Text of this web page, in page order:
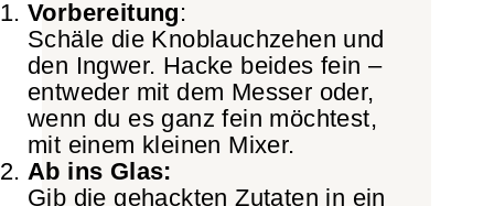
Vorbereitung:
Schäle die Knoblauchzehen und
den Ingwer. Hacke beides fein –
entweder mit dem Messer oder,
wenn du es ganz fein möchtest,
mit einem kleinen Mixer.
Ab ins Glas:
Gib die gehackten Zutaten in ein